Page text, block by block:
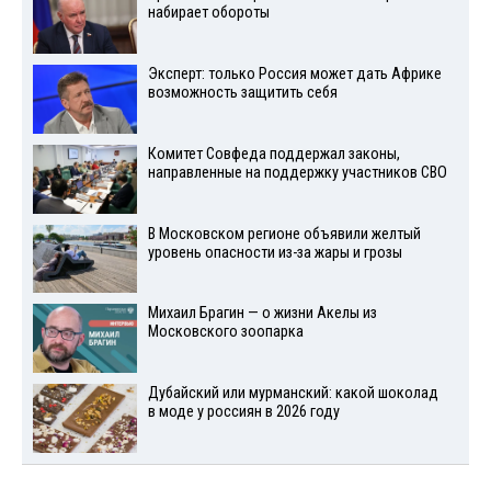
набирает обороты
Эксперт: только Россия может дать Африке
возможность защитить себя
Комитет Совфеда поддержал законы,
направленные на поддержку участников СВО
В Московском регионе объявили желтый
уровень опасности из-за жары и грозы
Михаил Брагин — о жизни Акелы из
Московского зоопарка
Дубайский или мурманский: какой шоколад
в моде у россиян в 2026 году